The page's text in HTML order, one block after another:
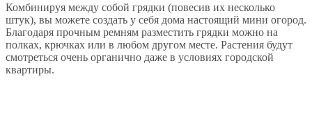
Комбинируя между собой грядки (повесив их несколько
штук), вы можете создать у себя дома настоящий мини огород.
Благодаря прочным ремням разместить грядки можно на
полках, крючках или в любом другом месте. Растения будут
смотреться очень органично даже в условиях городской
квартиры.